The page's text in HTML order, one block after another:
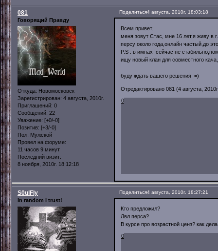
Поделиться4 августа, 2010г. 18:03:18
081
Говорящий Правду
Откуда: Новомосковск
Зарегистрирован: 4 августа, 2010г.
Приглашений: 0
Сообщений: 22
Уважение: [+0/-0]
Позитив: [+3/-0]
Пол: Мужской
Провел на форуме:
11 часов 9 минут
Последний визит:
8 ноября, 2010г. 18:12:18
Всем привет.
меня зовут Стас, мне 16 лет,я живу в
персу около года,онлайн частый,до
P.S : в импах сейчас не
ищу новый клан для совместного
буду ждать вашего решения =)
Отредактировано 081 (4 августа,
0
Поделиться4 августа, 2010г. 18:27:21
S0ulFly
In random I trust!
Кто предложил?
Лвл перса?
В курсе про возрастной ценз? как
0